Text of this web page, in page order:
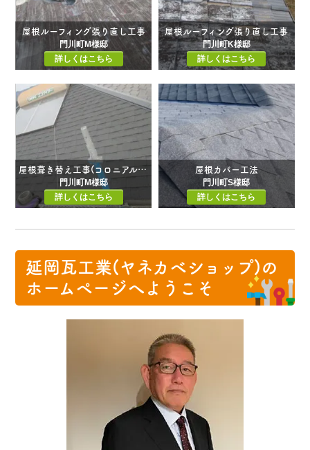
屋根ルーフィング張り直し工事
門川町M様邸
詳しくはこちら
屋根ルーフィング張り直し工事
門川町K様邸
詳しくはこちら
屋根葺き替え工事(コロニアルグァッドからアスファルトシングルに…)
門川町M様邸
詳しくはこちら
屋根カバー工法
門川町S様邸
詳しくはこちら
延岡瓦工業(ヤネカベショップ)の
ホームページへようこそ